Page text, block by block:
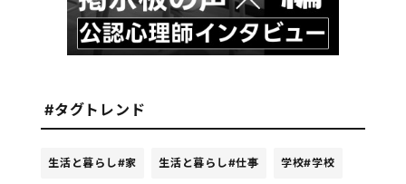
#タグトレンド
生活と暮らし#家 生活と暮らし#仕事 学校#学校